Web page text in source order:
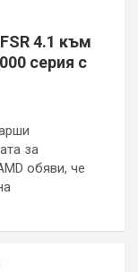
4.1 към
серия с
за
обяви, че